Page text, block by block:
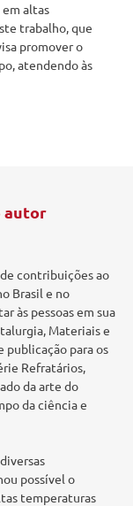
altas
trabalho, que
promover o
atendendo às
autor
contribuições ao
Brasil e no
às pessoas em sua
Materiais e
publicação para os
Refratários,
da arte do
da ciência e
possível o
temperaturas